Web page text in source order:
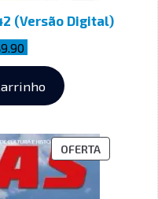
(Versão Digital)
9.90
OFERTA